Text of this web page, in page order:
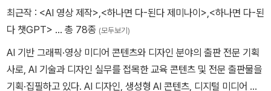
최근작 : <AI 영상 제작> <하나면 다-된다 제미나이> <하나면 다-된
다 챗GPT> … 총 78종 (모두보기)
AI 기반 그래픽·영상 미디어 콘텐츠와 디자인 분야의 출판 전문 기획
사로, AI 기술과 디자인 실무를 접목한 교육 콘텐츠 및 전문 출판물을
기획·집필하고 있다. AI 디자인, 생성형 AI 콘텐츠, 디지털 미디어 분